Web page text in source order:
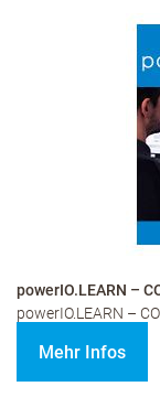
powerIO.LEARN –
powerIO.LEARN –
Mehr Infos